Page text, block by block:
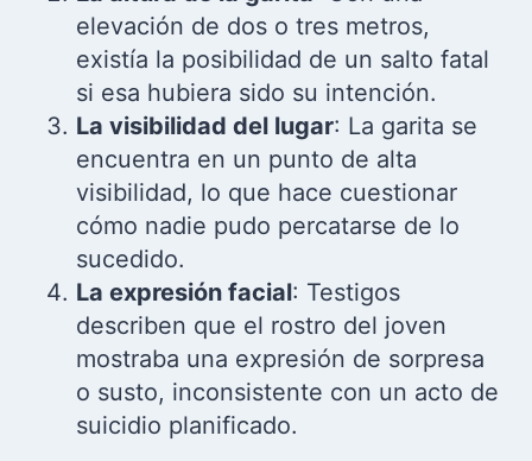
elevación de dos o tres metros,
existía la posibilidad de un salto fatal
si esa hubiera sido su intención.
La visibilidad del lugar: La garita se
encuentra en un punto de alta
visibilidad, lo que hace cuestionar
cómo nadie pudo percatarse de lo
sucedido.
La expresión facial: Testigos
describen que el rostro del joven
mostraba una expresión de sorpresa
o susto, inconsistente con un acto de
suicidio planificado.